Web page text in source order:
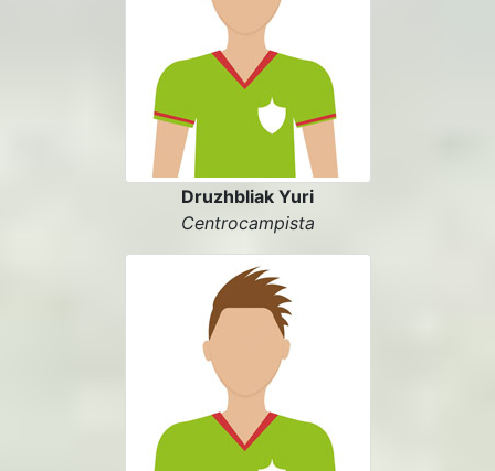
Druzhbliak Yuri
Centrocampista